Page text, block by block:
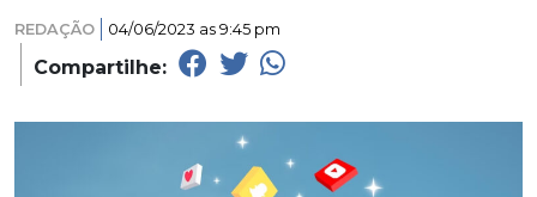
REDAÇÃO 04/06/2023 as 9:45 pm
Compartilhe: